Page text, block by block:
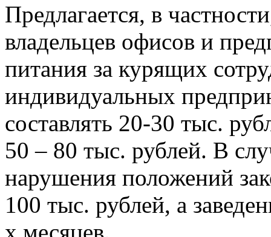
Предлагается, в
владельцев офисов и
питания за курящих
индивидуальных
составлять 20-30 тыс.
50 – 80 тыс. рублей. В
нарушения положений
100 тыс. рублей, а
х месяцев.